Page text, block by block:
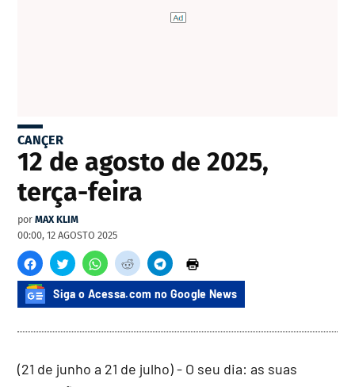
CANÇER
12 de agosto de 2025,
terça-feira
por MAX KLIM
00:00, 12 AGOSTO 2025
Siga o Acessa.com no Google News
(21 de junho a 21 de julho) - O seu dia: as suas